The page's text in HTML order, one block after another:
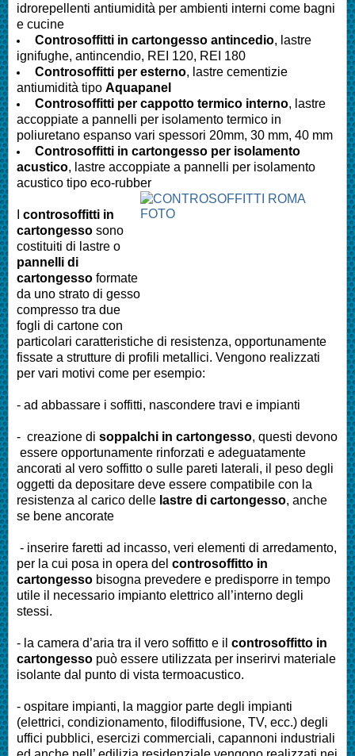
idrorepellenti antiumidità per ambienti interni come bagni
e cucine
Controsoffitti in cartongesso antincedio, lastre
ignifughe, antincendio, REI 120, REI 180
Controsoffitti per esterno, lastre cementizie
antiumidità tipo Aquapanel
Controsoffitti per cappotto termico interno, lastre
accoppiate a pannelli per isolamento termico in
poliuretano espanso vari spessori 20mm, 30 mm, 40 mm
Controsoffitti in cartongesso per isolamento
acustico, lastre accoppiate a pannelli per isolamento
acustico tipo eco-rubber
controsoffitti in
cartongesso sono
costituiti di lastre o
pannelli di
cartongesso formate
da uno strato di gesso
compresso tra due
fogli di cartone con
particolari caratteristiche di resistenza, opportunamente
fissate a strutture di profili metallici. Vengono realizzati
per vari motivi come per esempio:
- ad abbassare i soffitti, nascondere travi e impianti
- creazione di soppalchi in cartongesso, questi devono
essere opportunamente rinforzati e adeguatamente
ancorati al vero soffitto o sulle pareti laterali, il peso degli
oggetti da depositare deve essere compatibile con la
resistenza al carico delle lastre di cartongesso, anche
se bene ancorate
- inserire faretti ad incasso, veri elementi di arredamento,
per la cui posa in opera del controsoffitto in
cartongesso bisogna prevedere e predisporre in tempo
utile il necessario impianto elettrico all’interno degli
stessi.
- la camera d’aria tra il vero soffitto e il controsoffitto in
cartongesso può essere utilizzata per inserirvi materiale
isolante dal punto di vista termoacustico.
- ospitare impianti, la maggior parte degli impianti
(elettrici, condizionamento, filodiffusione, TV, ecc.) degli
uffici pubblici, esercizi commerciali, capannoni industriali